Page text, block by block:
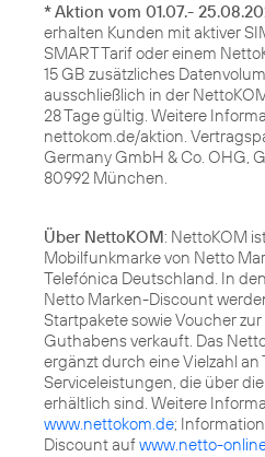
*Aktion vom 01.07.-
erhalten Kunden mit aktiver
SMART Tarif oder einem
15 GB zusätzliches
ausschließlich in der
28 Tage gültig. Weitere
nettokom.de/aktion.
Germany GmbH & Co. OHG,
80992 München.
Über NettoKOM: NettoKOM
Mobilfunkmarke von Netto
Telefónica Deutschland. In
Netto Marken-Discount
Startpakete sowie Voucher
Guthabens verkauft. Das
ergänzt durch eine Vielzahl
Serviceleistungen, die über
erhältlich sind. Weitere
www.nettokom.de;
Discount aufwww.netto-